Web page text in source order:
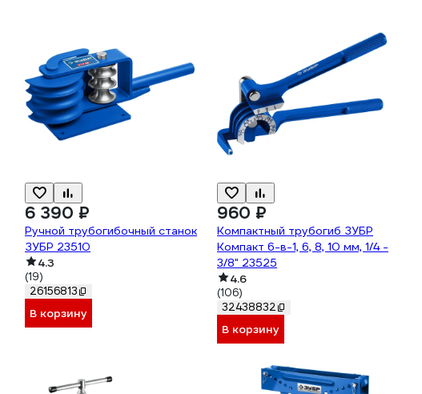
6 390 ₽
Ручной трубогибочный станок
ЗУБР 23510
4.3
(19)
26156813
В корзину
960 ₽
Компактный трубогиб ЗУБР
Компакт 6-в-1, 6, 8, 10 мм, 1/4 -
3/8" 23525
4.6
(106)
32438832
В корзину